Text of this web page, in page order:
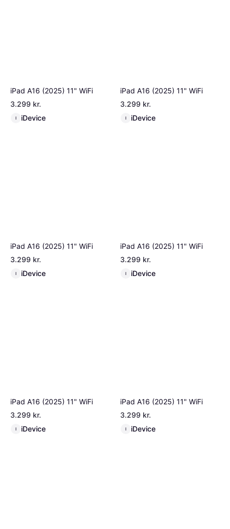
iPad A16 (2025) 11" WiFi
3.299 kr.
I iDevice
iPad A16 (2025) 11" WiFi
3.299 kr.
I iDevice
iPad A16 (2025) 11" WiFi
3.299 kr.
I iDevice
iPad A16 (2025) 11" WiFi
3.299 kr.
I iDevice
iPad A16 (2025) 11" WiFi
3.299 kr.
I iDevice
iPad A16 (2025) 11" WiFi
3.299 kr.
I iDevice